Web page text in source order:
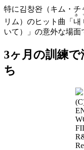
特に김창완（キム・チ
リム）のヒット曲「 내
ネ
いて）」の意外な場面
3ヶ月の訓練
ち